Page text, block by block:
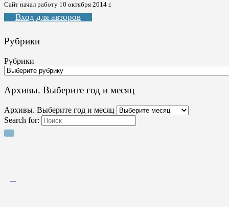
Сайт начал работу 10 октября 2014 г.
Вход для авторов
Рубрики
Рубрики
Архивы. Выберите год и месяц
Архивы. Выберите год и месяц
Search for: